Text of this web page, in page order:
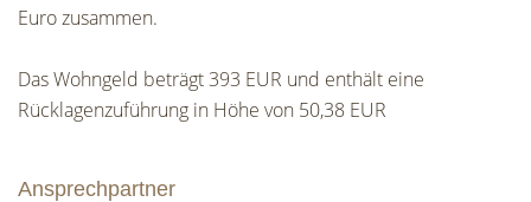
Euro zusammen.
Das Wohngeld beträgt 393 EUR und enthält eine
Rücklagenzuführung in Höhe von 50,38 EUR
Ansprechpartner